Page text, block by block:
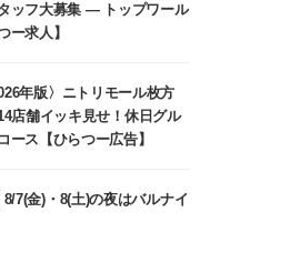
ッフ大募集 ― トップワール
ー求人】
年版〉ニトリモール枚方
店舗イッキ見せ！休日グル
ース【ひらつー広告】
8/7(金)・8(土)の夜はバルナイ